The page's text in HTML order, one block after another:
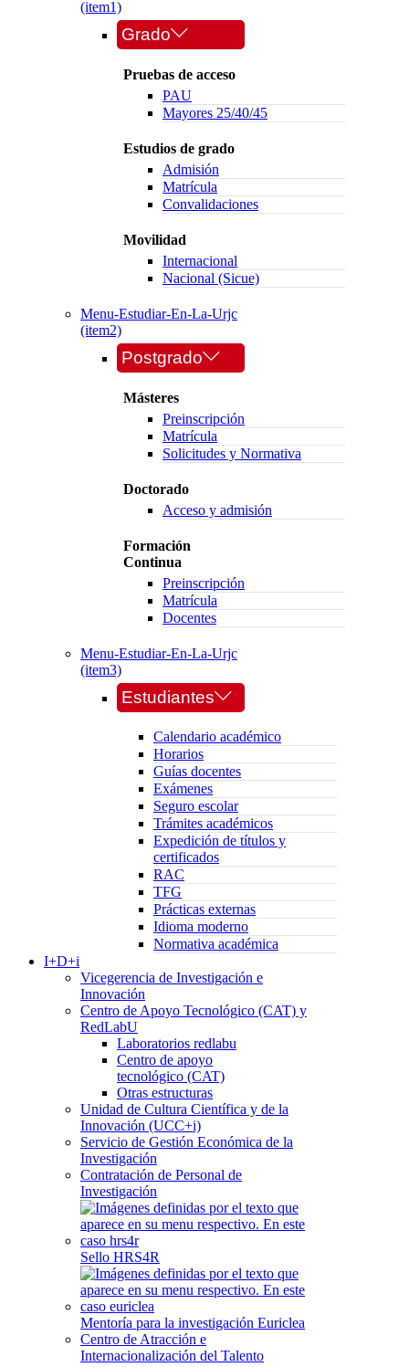
(item1)
Grado
Pruebas de acceso
PAU
Mayores 25/40/45
Estudios de grado
Admisión
Matrícula
Convalidaciones
Movilidad
Internacional
Nacional (Sicue)
Menu-Estudiar-En-La-Urjc
(item2)
Postgrado
Másteres
Preinscripción
Matrícula
Solicitudes y Normativa
Doctorado
Acceso y admisión
Formación
Continua
Preinscripción
Matrícula
Docentes
Menu-Estudiar-En-La-Urjc
(item3)
Estudiantes
Calendario académico
Horarios
Guías docentes
Exámenes
Seguro escolar
Trámites académicos
Expedición de títulos y
certificados
RAC
TFG
Prácticas externas
Idioma moderno
Normativa académica
I+D+i
Vicegerencia de Investigación e
Innovación
Centro de Apoyo Tecnológico (CAT) y
RedLabU
Laboratorios redlabu
Centro de apoyo
tecnológico (CAT)
Otras estructuras
Unidad de Cultura Científica y de la
Innovación (UCC+i)
Servicio de Gestión Económica de la
Investigación
Contratación de Personal de
Investigación
Sello HRS4R
Mentoría para la investigación Euriclea
Centro de Atracción e
Internacionalización del Talento